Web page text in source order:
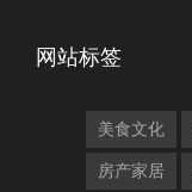
网站标签
美食文化
房产家居